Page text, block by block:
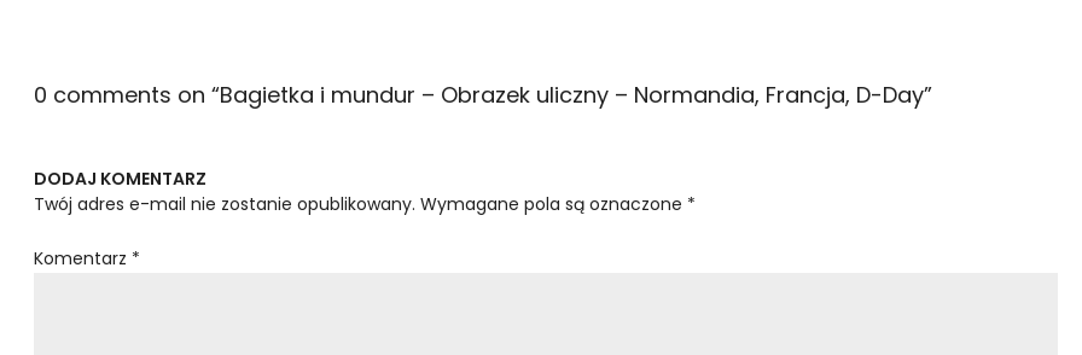
0 comments on “Bagietka i mundur – Obrazek uliczny – Normandia, Francja, D-Day”
DODAJ KOMENTARZ
Twój adres e-mail nie zostanie opublikowany. Wymagane pola są oznaczone *
Komentarz *